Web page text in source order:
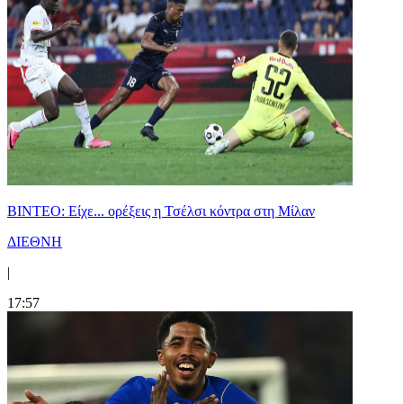
BINTEO: Είχε... ορέξεις η Τσέλσι κόντρα στη Μίλαν
ΔΙΕΘΝΗ
|
17:57